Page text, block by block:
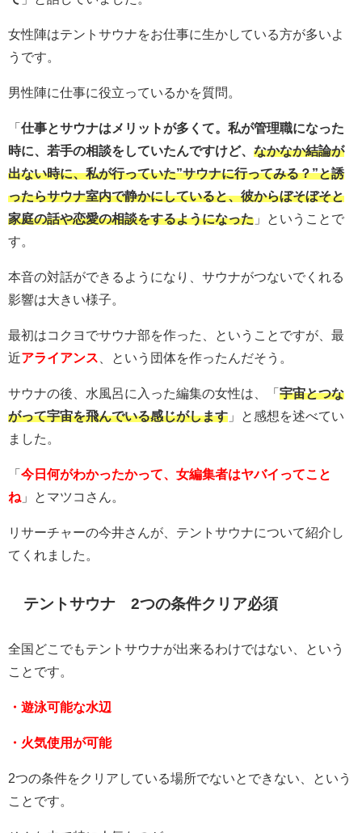
女性陣はテントサウナをお仕事に生かしている方が多いよ
うです。
男性陣に仕事に役立っているかを質問。
「 仕事とサウナはメリットが多くて。私が管理職になった
時に、若手の相談をしていたんですけど、 なかなか結論が
出ない時に、私が行っていた”サウナに行ってみる？”と誘
ったらサウナ室内で静かにしていると、彼からぼそぼそと
家庭の話や恋愛の相談をするようになった 」ということで
す。
本音の対話ができるようになり、サウナがつないでくれる
影響は大きい様子。
最初はコクヨでサウナ部を作った、ということですが、最
近アライアンス 、という団体を作ったんだそう。
サウナの後、水風呂に入った編集の女性は、「 宇宙とつな
がって宇宙を飛んでいる感じがします 」と感想を述べてい
ました。
「 今日何がわかったかって、女編集者はヤバイってこと
ね 」とマツコさん。
リサーチャーの今井さんが、テントサウナについて紹介し
てくれました。
テントサウナ 2つの条件クリア必須
全国どこでもテントサウナが出来るわけではない、という
ことです。
・遊泳可能な水辺
・火気使用が可能
2つの条件をクリアしている場所でないとできない、という
ことです。